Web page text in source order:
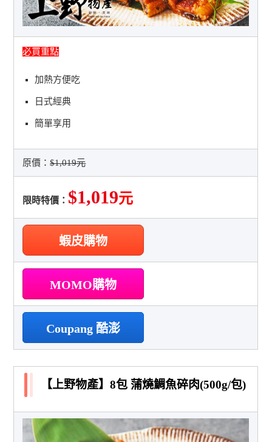
必買重點
加熱方便吃
日式經典
簡單享用
原價：$1,019元
限時特價： $1,019元
蝦皮購物
MOMO購物
Coupang 酷澎
【上野物產】8包 蒲燒鯛魚碎肉(500g/包)